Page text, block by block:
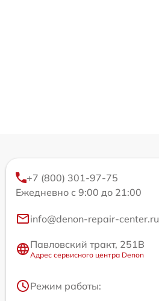
+7 (800) 301-97-75
Ежедневно с 9:00 до 21:00
info@denon-repair-center.ru
Павловский тракт, 251В
Адрес сервисного центра Denon
Режим работы: